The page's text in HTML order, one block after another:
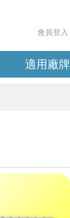
會員登入
適用廠牌